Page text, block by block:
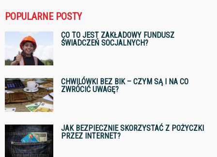
POPULARNE POSTY
CO TO JEST ZAKŁADOWY FUNDUSZ
ŚWIADCZEŃ SOCJALNYCH?
CHWILÓWKI BEZ BIK – CZYM SĄ I NA CO
ZWRÓCIĆ UWAGĘ?
JAK BEZPIECZNIE SKORZYSTAĆ Z POŻYCZKI
PRZEZ INTERNET?